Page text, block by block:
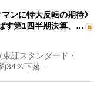
ンに特大反転の期待》
す第1四半期決算、…
証スタンダード・
34％下落…